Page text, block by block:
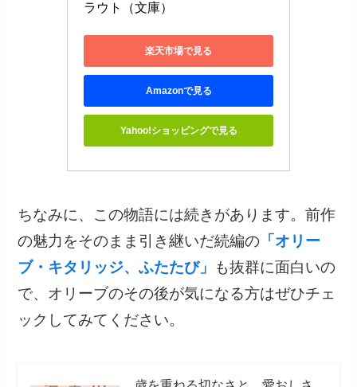
ラウト（文庫）
楽天市場で見る
Amazonで見る
Yahoo!ショッピングで見る
ちなみに、この物語には続きがあります。前作
の魅力をそのまま引き継いだ続編の 「オリー
ブ・キタリッジ、ふたたび」
も抜群に面白いの
で、オリーブのその後が気になる方はぜひチェ
ックしてみてください。